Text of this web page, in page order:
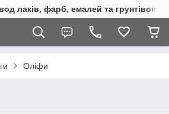
лаків, фарб, емалей та грунтівок
Оліфи